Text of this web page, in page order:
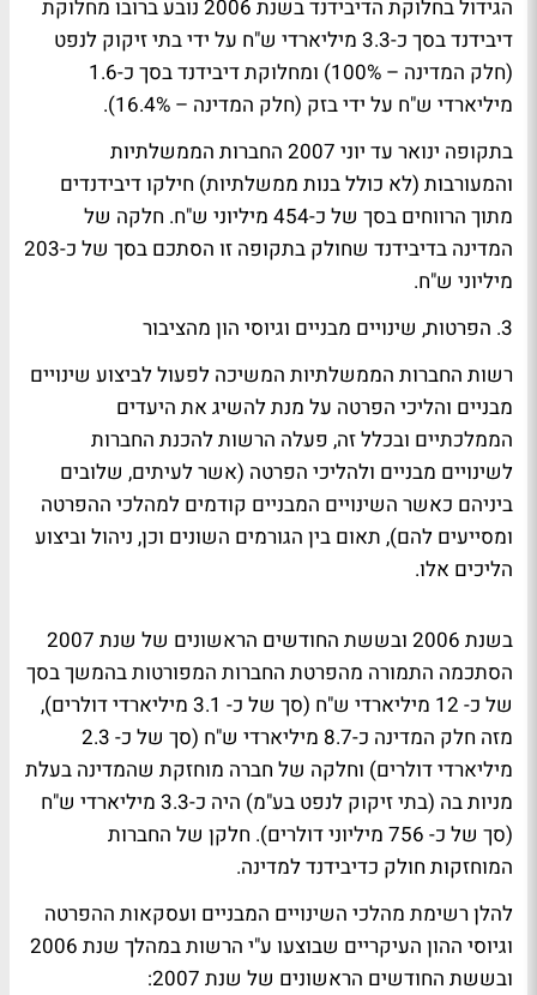
הגידול בחלוקת הדיבידנד בשנת 2006 נובע ברובו מחלוקת
דיבידנד בסך כ-3.3 מיליארדי ש"ח על ידי בתי זיקוק לנפט
(חלק המדינה – 100%) ומחלוקת דיבידנד בסך כ-1.6
מיליארדי ש"ח על ידי בזק (חלק המדינה – 16.4%).
בתקופה ינואר עד יוני 2007 החברות הממשלתיות
והמעורבות (לא כולל בנות ממשלתיות) חילקו דיבידנדים
מתוך הרווחים בסך של כ-454 מיליוני ש"ח. חלקה של
המדינה בדיבידנד שחולק בתקופה זו הסתכם בסך של כ-203
מיליוני ש"ח.
3. הפרטות, שינויים מבניים וגיוסי הון מהציבור
רשות החברות הממשלתיות המשיכה לפעול לביצוע שינויים
מבניים והליכי הפרטה על מנת להשיג את היעדים
הממלכתיים ובכלל זה, פעלה הרשות להכנת החברות
לשינויים מבניים ולהליכי הפרטה (אשר לעיתים, שלובים
ביניהם כאשר השינויים המבניים קודמים למהלכי ההפרטה
ומסייעים להם), תאום בין הגורמים השונים וכן, ניהול וביצוע
הליכים אלו.
בשנת 2006 ובששת החודשים הראשונים של שנת 2007
הסתכמה התמורה מהפרטת החברות המפורטות בהמשך בסך
של כ- 12 מיליארדי ש"ח (סך של כ- 3.1 מיליארדי דולרים),
מזה חלק המדינה כ-8.7 מיליארדי ש"ח (סך של כ- 2.3
מיליארדי דולרים) וחלקה של חברה מוחזקת שהמדינה בעלת
מניות בה (בתי זיקוק לנפט בע"מ) היה כ-3.3 מיליארדי ש"ח
(סך של כ- 756 מיליוני דולרים). חלקן של החברות
המוחזקות חולק כדיבידנד למדינה.
להלן רשימת מהלכי השינויים המבניים ועסקאות ההפרטה
וגיוסי ההון העיקריים שבוצעו ע"י הרשות במהלך שנת 2006
ובששת החודשים הראשונים של שנת 2007: